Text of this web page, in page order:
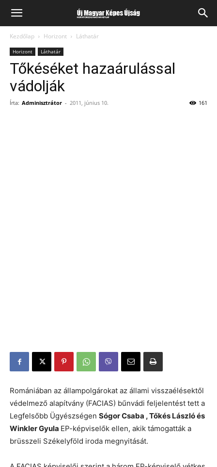
Kezdőlap Horizont Láthatár
Horizont Láthatár
Tőkéséket hazaárulással
vádolják
Írta: Adminisztrátor - 2011, június 10. 161
Romániában az állampolgárokat az állami visszaélésektől
védelmező alapítvány (FACIAS) bűnvádi feljelentést tett a
Legfelsőbb Ügyészségen Sógor Csaba , Tőkés László és
Winkler Gyula EP-képviselők ellen, akik támogatták a
brüsszeli Székelyföld iroda megnyitását.